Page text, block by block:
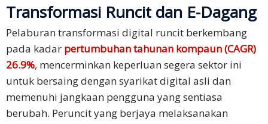
Transformasi Runcit dan E-Dagang
Pelaburan transformasi digital runcit berkembang
pada kadar pertumbuhan tahunan kompaun (CAGR)
26.9%, mencerminkan keperluan segera sektor ini
untuk bersaing dengan syarikat digital asli dan
memenuhi jangkaan pengguna yang sentiasa
berubah. Peruncit yang berjaya melaksanakan